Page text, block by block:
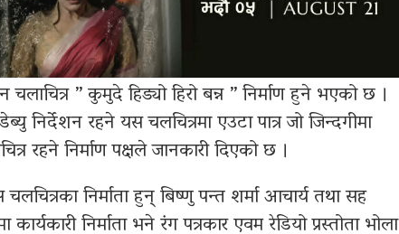
चलाचित्र ” कुमुदे हिड्यो हिरो बन्न ” निर्माण हुने भएको छ ।
निर्देशन रहने यस चलचित्रमा एउटा पात्र जो जिन्दगीमा
रहने निर्माण पक्षले जानकारी दिएको छ ।
निर्माता हुन् बिष्णु पन्त शर्मा आचार्य तथा सह
निर्माता भने रंग पत्रकार एवम रेडियो प्रस्तोता भोला